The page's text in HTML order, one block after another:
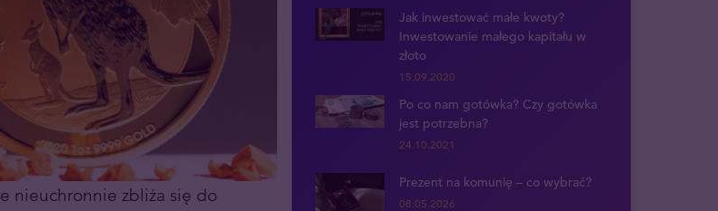
nieuchronnie zbliża się do
Jak inwestować małe kwoty?
Inwestowanie małego kapitału w
złoto
15.09.2020
Po co nam gotówka? Czy gotówka
jest potrzebna?
24.10.2021
Prezent na komunię – co wybrać?
08.05.2026